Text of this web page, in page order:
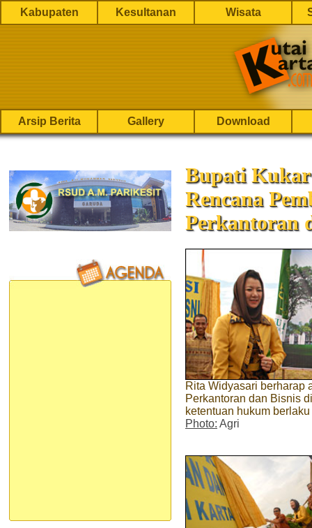
Kabupaten Kesultanan Wisata
Arsip Berita Gallery Download
Bupati
Rencana
Perkantoran
Rita Widyasari berharap
Perkantoran dan Bisnis
ketentuan hukum berlaku
Photo: Agri